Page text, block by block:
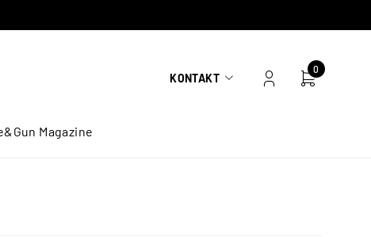
KONTAKT
0
Magazine